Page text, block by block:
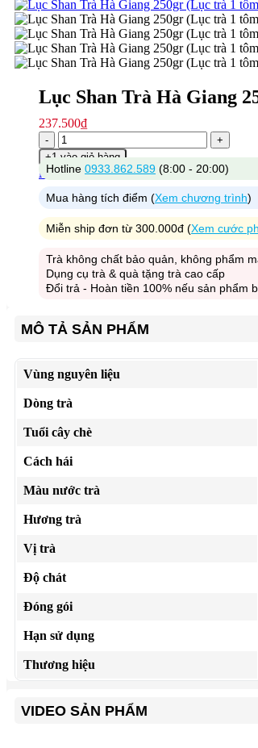
Lục Shan Trà Hà Giang
237.500₫
Số
lượng
+1 vào giỏ hàng
Mua ngay
Hotline 0933.862.589 (8:00 - 20:00)
Mua hàng tích điểm (Xem chương trình)
Miễn ship đơn từ 300.000đ (Xem cước
Trà không chất bảo quản, không phẩm
Dụng cụ trà & quà tặng trà cao cấp
Đổi trả - Hoàn tiền 100% nếu sản phẩm
MÔ TẢ SẢN PHẨM
Vùng nguyên liệu
Dòng trà
Tuổi cây chè
Cách hái
Màu nước trà
Hương trà
Vị trà
Độ chát
Đóng gói
Hạn sử dụng
Thương hiệu
VIDEO SẢN PHẨM